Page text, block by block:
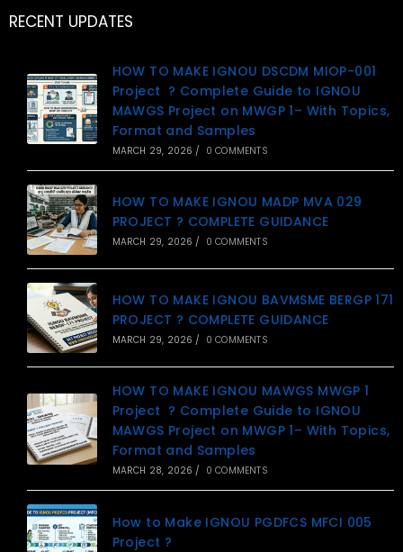
RECENT UPDATES
HOW TO MAKE IGNOU DSCDM MIOP-001
Project ? Complete Guide to IGNOU
MAWGS Project on MWGP 1– With Topics,
Format and Samples
MARCH 29, 2026 / 0 COMMENTS
HOW TO MAKE IGNOU MADP MVA 029
PROJECT ? COMPLETE GUIDANCE
MARCH 29, 2026 / 0 COMMENTS
HOW TO MAKE IGNOU BAVMSME BERGP 171
PROJECT ? COMPLETE GUIDANCE
MARCH 29, 2026 / 0 COMMENTS
HOW TO MAKE IGNOU MAWGS MWGP 1
Project ? Complete Guide to IGNOU
MAWGS Project on MWGP 1– With Topics,
Format and Samples
MARCH 28, 2026 / 0 COMMENTS
How to Make IGNOU PGDFCS MFCI 005
Project ?